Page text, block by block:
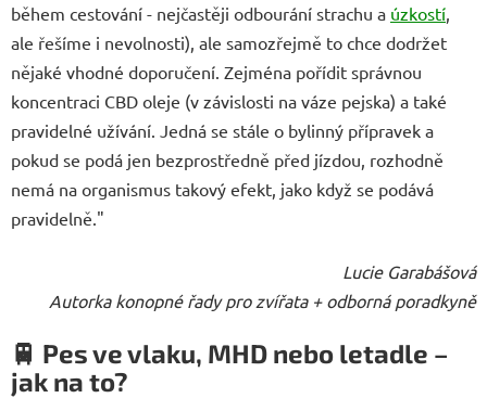
během cestování - nejčastěji odbourání strachu a úzkostí
ale řešíme i nevolnosti), ale samozřejmě to chce dodržet
nějaké vhodné doporučení. Zejména pořídit správnou
koncentraci CBD oleje (v závislosti na váze pejska) a také
pravidelné užívání. Jedná se stále o bylinný přípravek a
pokud se podá jen bezprostředně před jízdou, rozhodně
nemá na organismus takový efekt, jako když se podává
pravidelně."
Lucie Garabášová
Autorka konopné řady pro zvířata + odborná poradkyně
🚆 Pes ve vlaku, MHD nebo letadle –
jak na to?